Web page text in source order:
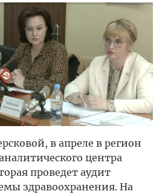
в апреле в регион
центра
проведет аудит
здравоохранения. На